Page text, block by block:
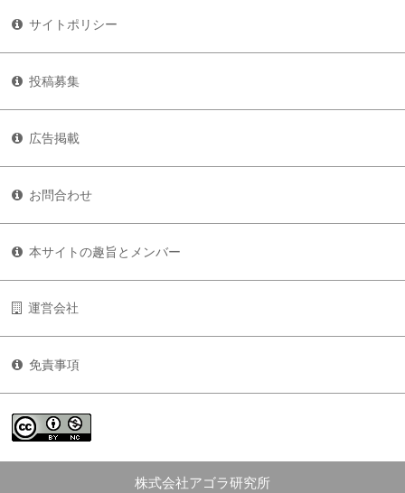
サイトポリシー
投稿募集
広告掲載
お問合わせ
本サイトの趣旨とメンバー
運営会社
免責事項
株式会社アゴラ研究所